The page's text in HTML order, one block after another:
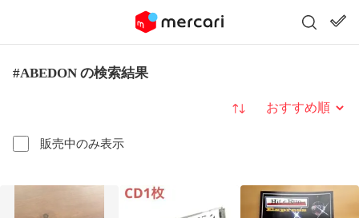
#ABEDON の検索結果
販売中のみ表示
並び替え